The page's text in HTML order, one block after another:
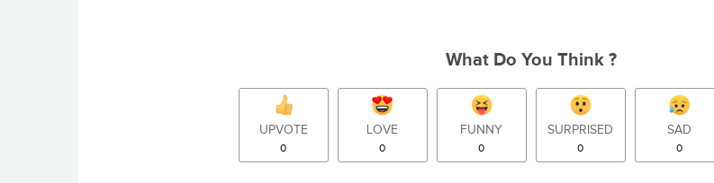
What Do You Think ?
UPVOTE
0
LOVE
0
FUNNY
0
SURPRISED
0
SAD
0